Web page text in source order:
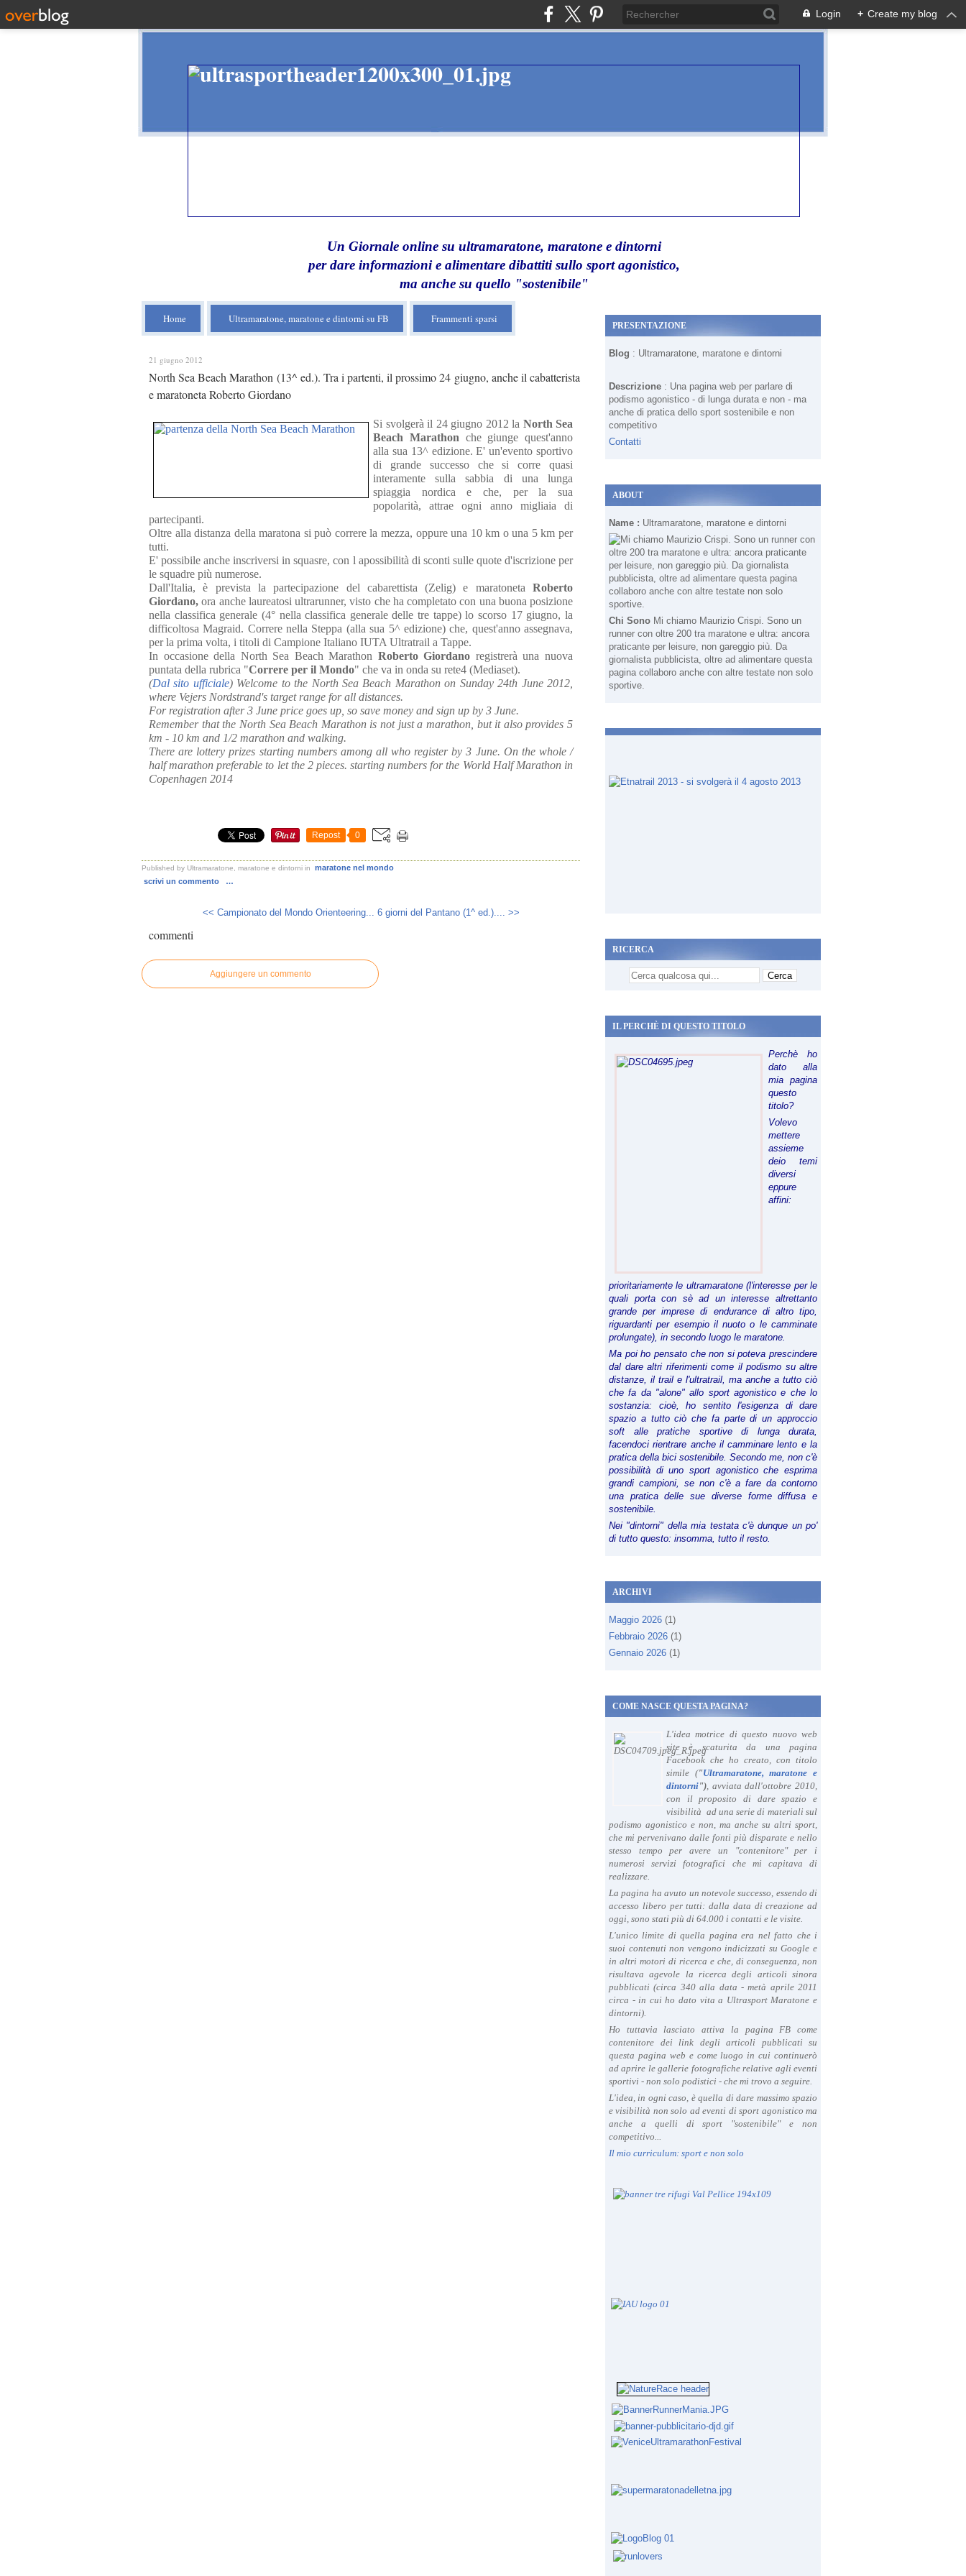
Login + Create my blog
Un Giornale online su ultramaratone, maratone e dintorni
per dare informazioni e alimentare dibattiti sullo sport agonistico,
ma anche su quello "sostenibile"
Home Ultramaratone, maratone e dintorni su FB Frammenti sparsi
21 giugno 2012
North Sea Beach Marathon (13^ ed.). Tra i partenti, il prossimo 24 giugno, anche il cabatterista
e maratoneta Roberto Giordano
Si svolgerà il 24 giugno 2012 la North Sea
Beach Marathon che giunge quest'anno
alla sua 13^ edizione. E' un'evento sportivo
di grande successo che si corre quasi
interamente sulla sabbia di una lunga
spiaggia nordica e che, per la sua
popolarità, attrae ogni anno migliaia di
partecipanti.
Oltre alla distanza della maratona si può correre la mezza, oppure una 10 km o una 5 km per
tutti.
E' possibile anche inscriversi in squasre, con l apossibilità di sconti sulle quote d'iscrizione per
le squadre più numerose.
Dall'Italia, è prevista la partecipazione del cabarettista (Zelig) e maratoneta Roberto
Giordano,ora anche laureatosi ultrarunner, visto che ha completato con una buona posizione
nella classifica generale (4° nella classifica generale delle tre tappe) lo scorso 17 giugno, la
difficoltosa Magraid. Correre nella Steppa (alla sua 5^ edizione) che, quest'anno assegnava,
per la prima volta, i titoli di Campione Italiano IUTA Ultratrail a Tappe.
In occasione della North Sea Beach Marathon Roberto Giordano registrerà una nuova
puntata della rubrica "Correre per il Mondo" che va in onda su rete4 (Mediaset).
(Dal sito ufficiale) Welcome to the North Sea Beach Marathon on Sunday 24th June 2012,
where Vejers Nordstrand's target range for all distances.
For registration after 3 June price goes up, so save money and sign up by 3 June.
Remember that the North Sea Beach Marathon is not just a marathon, but it also provides 5
km - 10 km and 1/2 marathon and walking.
There are lottery prizes starting numbers among all who register by 3 June. On the whole /
half marathon preferable to let the 2 pieces. starting numbers for the World Half Marathon in
Copenhagen 2014
Repost 0
Published by Ultramaratone, maratone e dintorni in
maratone nel mondo
scrivi un commento
…
<< Campionato del Mondo Orienteering... 6 giorni del Pantano (1^ ed.).... >>
commenti
Aggiungere un commento
PRESENTAZIONE
Blog : Ultramaratone, maratone e dintorni
Descrizione : Una pagina web per parlare di
podismo agonistico - di lunga durata e non - ma
anche di pratica dello sport sostenibile e non
competitivo
Contatti
ABOUT
Name : Ultramaratone, maratone e dintorni
Chi Sono Mi chiamo Maurizio Crispi. Sono un
runner con oltre 200 tra maratone e ultra: ancora
praticante per leisure, non gareggio più. Da
giornalista pubblicista, oltre ad alimentare questa
pagina collaboro anche con altre testate non solo
sportive.
RICERCA
IL PERCHÈ DI QUESTO TITOLO
Perchè ho
dato alla
mia pagina
questo
titolo?
Volevo
mettere
assieme
deio temi
diversi
eppure
affini:
prioritariamente le ultramaratone (l'interesse per le
quali porta con sè ad un interesse altrettanto
grande per imprese di endurance di altro tipo,
riguardanti per esempio il nuoto o le camminate
prolungate), in secondo luogo le maratone.
Ma poi ho pensato che non si poteva prescindere
dal dare altri riferimenti come il podismo su altre
distanze, il trail e l'ultratrail, ma anche a tutto ciò
che fa da "alone" allo sport agonistico e che lo
sostanzia: cioè, ho sentito l'esigenza di dare
spazio a tutto ciò che fa parte di un approccio
soft alle pratiche sportive di lunga durata,
facendoci rientrare anche il camminare lento e la
pratica della bici sostenibile. Secondo me, non c'è
possibilità di uno sport agonistico che esprima
grandi campioni, se non c'è a fare da contorno
una pratica delle sue diverse forme diffusa e
sostenibile.
Nei "dintorni" della mia testata c'è dunque un po'
di tutto questo: insomma, tutto il resto.
ARCHIVI
Maggio 2026 (1)
Febbraio 2026 (1)
Gennaio 2026 (1)
COME NASCE QUESTA PAGINA?
L'idea motrice di questo nuovo web
site è scaturita da una pagina
Facebook che ho creato, con titolo
simile ("Ultramaratone, maratone e
dintorni"), avviata dall'ottobre 2010,
con il proposito di dare spazio e
visibilità ad una serie di materiali sul
podismo agonistico e non, ma anche su altri sport,
che mi pervenivano dalle fonti più disparate e nello
stesso tempo per avere un "contenitore" per i
numerosi servizi fotografici che mi capitava di
realizzare.
La pagina ha avuto un notevole successo, essendo di
accesso libero per tutti: dalla data di creazione ad
oggi, sono stati più di 64.000 i contatti e le visite.
L'unico limite di quella pagina era nel fatto che i
suoi contenuti non vengono indicizzati su Google e
in altri motori di ricerca e che, di conseguenza, non
risultava agevole la ricerca degli articoli sinora
pubblicati (circa 340 alla data - metà aprile 2011
circa - in cui ho dato vita a Ultrasport Maratone e
dintorni).
Ho tuttavia lasciato attiva la pagina FB come
contenitore dei link degli articoli pubblicati su
questa pagina web e come luogo in cui continuerò
ad aprire le gallerie fotografiche relative agli eventi
sportivi - non solo podistici - che mi trovo a seguire.
L'idea, in ogni caso, è quella di dare massimo spazio
e visibilità non solo ad eventi di sport agonistico ma
anche a quelli di sport "sostenibile" e non
competitivo...
Il mio curriculum: sport e non solo